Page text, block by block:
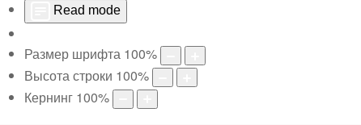
Read mode
Размер шрифта 100%
Высота строки 100%
Кернинг 100%